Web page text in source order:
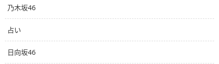
乃木坂46
占い
日向坂46